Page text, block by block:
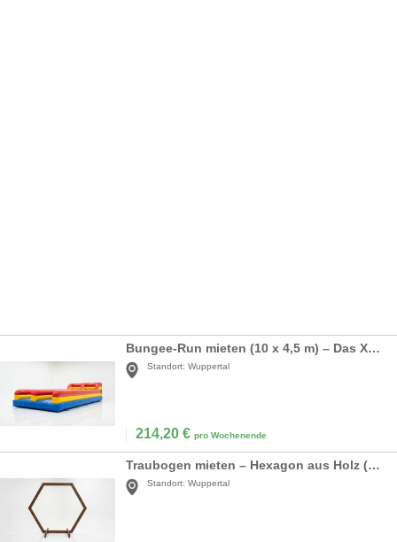
Bungee-Run mieten (10 x 4,5 m) – Das XXL Action-Modul für Ihr Event
Standort: Wuppertal
214,20 € pro Wochenende
Traubogen mieten – Hexagon aus Holz (XXL 220x250 cm) – Boho & Vintage Hochzeit
Standort: Wuppertal